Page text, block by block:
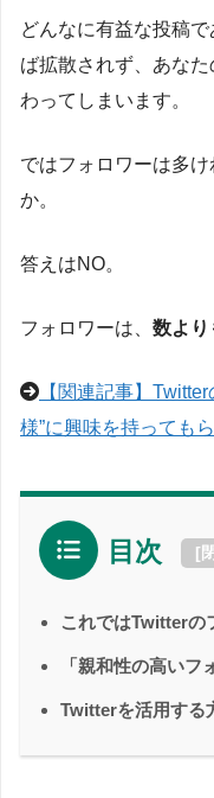
どんなに有益な投稿
ば拡散されず、あな
わってしまいます。
ではフォロワーは多
か。
答えはNO。
フォロワーは、 数より
【関連記事】
様”に興味を持っても
目次 [
これではTwitterの
「親和性の高いフ
Twitterを活用する